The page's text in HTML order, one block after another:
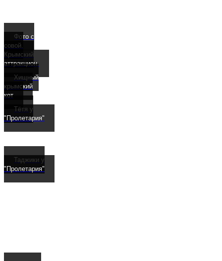
Фото с
совой.
Крымский
аттракцион.
Хищный
крымский
кот
Тётя у
"Пролетария"
Таджики у
"Пролетария"